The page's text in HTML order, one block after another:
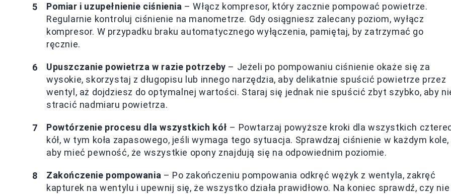
Pomiar i uzupełnienie ciśnienia – Włącz kompresor, który zacznie pompować powietrze.
Regularnie kontroluj ciśnienie na manometrze. Gdy osiągniesz zalecany poziom, wyłącz
kompresor. W przypadku braku automatycznego wyłączenia, pamiętaj, by zatrzymać go
ręcznie.
Upuszczanie powietrza w razie potrzeby – Jeżeli po pompowaniu ciśnienie okaże się za
wysokie, skorzystaj z długopisu lub innego narzędzia, aby delikatnie spuścić powietrze przez
wentyl, aż dojdziesz do optymalnej wartości. Staraj się jednak nie spuścić zbyt szybko, aby
stracić nadmiaru powietrza.
Powtórzenie procesu dla wszystkich kół – Powtarzaj powyższe kroki dla wszystkich
kół, w tym koła zapasowego, jeśli wymaga tego sytuacja. Sprawdzaj ciśnienie w każdym kole,
aby mieć pewność, że wszystkie opony znajdują się na odpowiednim poziomie.
Zakończenie pompowania – Po zakończeniu pompowania odkręć wężyk z wentyla, zakręć
kapturek na wentylu i upewnij się, że wszystko działa prawidłowo. Na koniec sprawdź, czy nie